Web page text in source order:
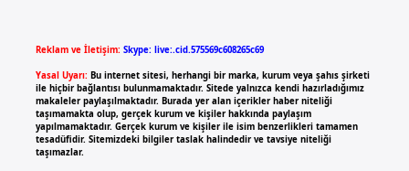
Reklam ve İletişim: Skype: live:.cid.575569c608265c69
Yasal Uyarı: Bu internet sitesi, herhangi bir marka, kurum veya şahıs şirketi
ile hiçbir bağlantısı bulunmamaktadır. Sitede yalnızca kendi hazırladığımız
makaleler paylaşılmaktadır. Burada yer alan içerikler haber niteliği
taşımamakta olup, gerçek kurum ve kişiler hakkında paylaşım
yapılmamaktadır. Gerçek kurum ve kişiler ile isim benzerlikleri tamamen
tesadüfidir. Sitemizdeki bilgiler taslak halindedir ve tavsiye niteliği
taşımazlar.